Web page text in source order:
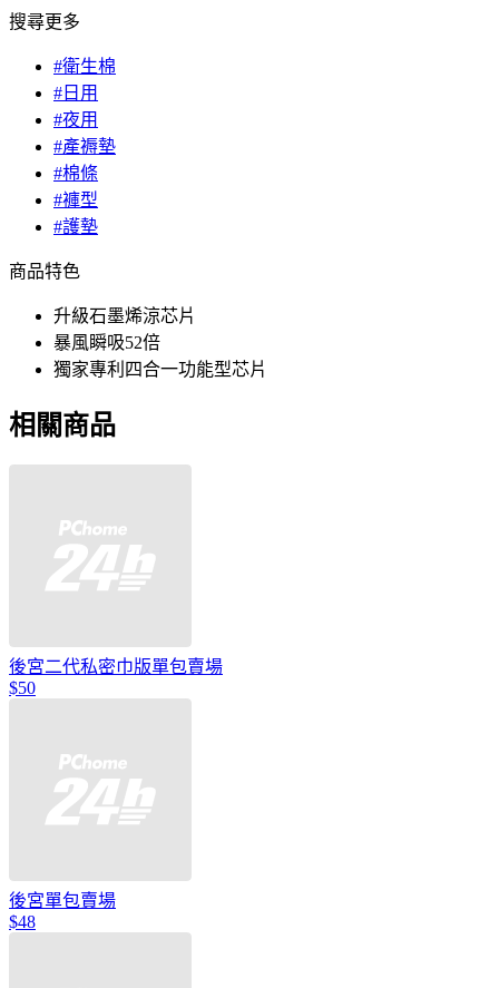
搜尋更多
#衛生棉
#日用
#夜用
#產褥墊
#棉條
#褲型
#護墊
商品特色
升級石墨烯涼芯片
暴風瞬吸52倍
獨家專利四合一功能型芯片
相關商品
後宮二代私密巾版單包賣場
$50
後宮單包賣場
$48